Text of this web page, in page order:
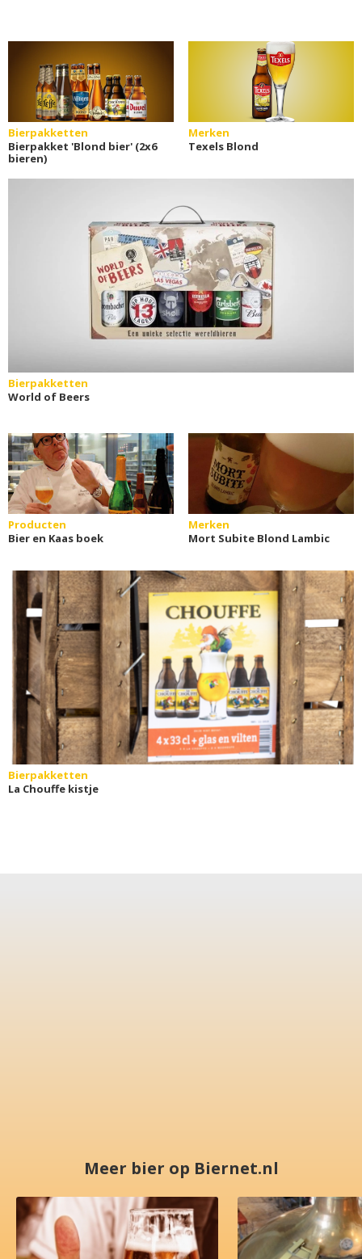
Bierpakketten
Bierpakket 'Blond bier' (2x6
bieren)
Merken
Texels Blond
Bierpakketten
World of Beers
Producten
Bier en Kaas boek
Merken
Mort Subite Blond Lambic
Bierpakketten
La Chouffe kistje
Meer bier op Biernet.nl